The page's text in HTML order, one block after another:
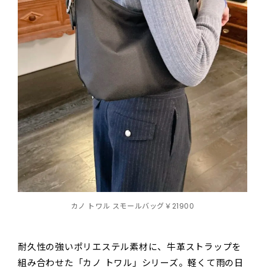
カノ トワル スモールバッグ￥21900
耐久性の強いポリエステル素材に、牛革ストラップを
組み合わせた「カノ トワル」シリーズ。軽くて雨の日